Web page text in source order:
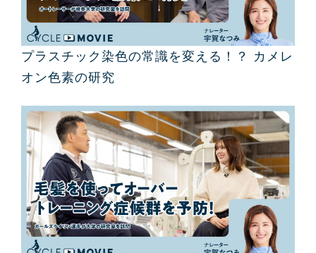
プラスチック染色の常識を変える！？ カメレ
オン色素の研究